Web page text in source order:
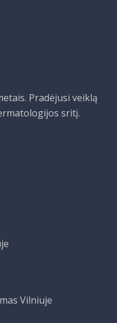
Pradėjusi veiklą
sritį.
Vilniuje